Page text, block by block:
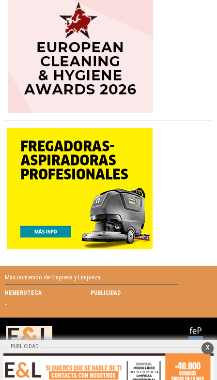
Mas contenido de Empresa y Limpieza:
HEMEROTECA
PUBLICIDAD
-
Empresa y Limpieza |Términos de uso| Protección de datos
© 2026 | Todos los derechos reservados
PUBLICIDAD X